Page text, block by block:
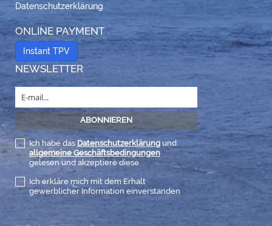
Datenschutzerklärung
ONLINE PAYMENT
Instant TPV
NEWSLETTER
Ich habe das Datenschutzerklärungund
allgemeine Geschäftsbedingungen
gelesen und akzeptiere diese
Ich erkläre mich mit dem Erhalt
gewerblicher Information einverstanden